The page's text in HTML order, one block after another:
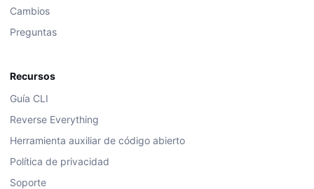
Cambios
Preguntas
Recursos
Guía CLI
Reverse Everything
Herramienta auxiliar de código abierto
Política de privacidad
Soporte